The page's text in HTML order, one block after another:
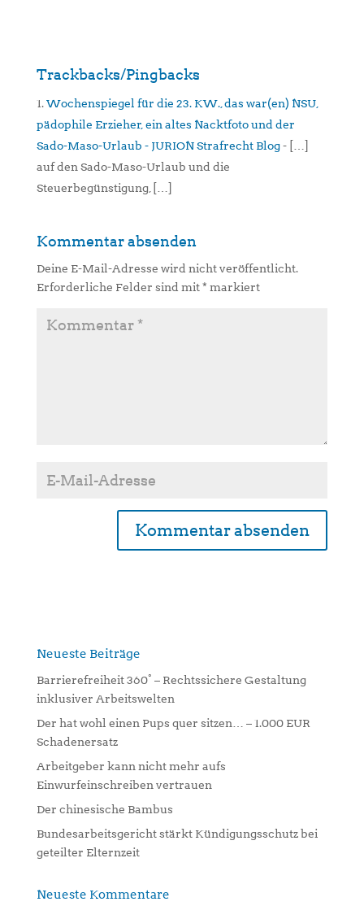
Trackbacks/Pingbacks
Wochenspiegel für die 23. KW., das war(en) NSU,
pädophile Erzieher, ein altes Nacktfoto und der
Sado-Maso-Urlaub - JURION Strafrecht Blog- […]
auf den Sado-Maso-Urlaub und die
Steuerbegünstigung, […]
Kommentar absenden
Deine E-Mail-Adresse wird nicht veröffentlicht.
Erforderliche Felder sind mit* markiert
n
v
e
:
Neueste Beiträge
Barrierefreiheit 360° – Rechtssichere Gestaltung
inklusiver Arbeitswelten
Der hat wohl einen Pups quer sitzen… – 1.000 EUR
Schadenersatz
Arbeitgeber kann nicht mehr aufs
Einwurfeinschreiben vertrauen
Der chinesische Bambus
Bundesarbeitsgericht stärkt Kündigungsschutz bei
geteilter Elternzeit
Neueste Kommentare